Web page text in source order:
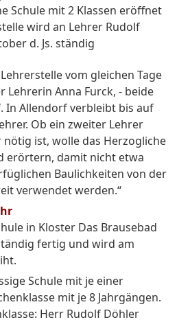
Schule mit 2 Klassen eröffnet
wird an Lehrer Rudolf
d. Js. ständig
vom gleichen Tage
Lehrerin Anna Furck, - beide
In Allendorf verbleibt bis auf
Ob ein zweiter Lehrer
ist, wolle das Herzogliche
erörtern, damit nicht etwa
Baulichkeiten von der
verwendet werden.“
in Kloster Das Brausebad
fertig und wird am
Schule mit je einer
mit je 8 Jahrgängen.
Herr Rudolf Döhler